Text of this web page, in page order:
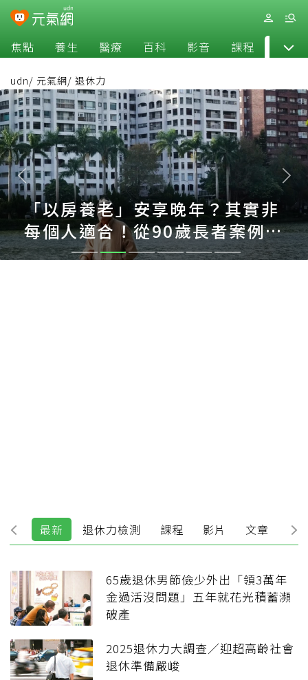
焦點 養生 醫療 百科 影音 課程 退休
udn/ 元氣網/ 退休力
「以房養老」安享晚年？其實非
每個人適合！從90歲長者案例看
另一種規畫
最新 退休力檢測 課程 影片 文章 論
65歲退休男節儉少外出「領3萬年
金過活沒問題」五年就花光積蓄瀕
破產
2025退休力大調查／迎超高齡社會
退休準備嚴峻